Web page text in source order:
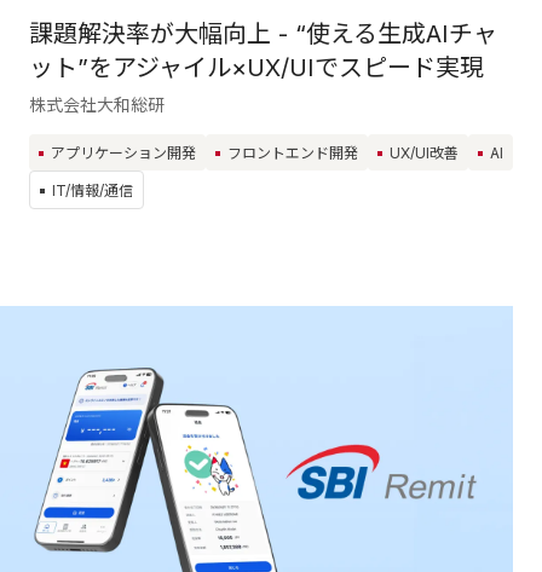
課題解決率が大幅向上 - “使える生成AIチャ
ット”をアジャイル×UX/UIでスピード実現
株式会社大和総研
アプリケーション開発 フロントエンド開発 UX/UI改善 AI
IT/情報/通信